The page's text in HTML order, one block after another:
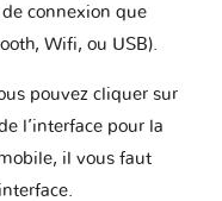
connexion que
Wifi, ou USB).
pouvez cliquer sur
l’interface pour la
il vous faut